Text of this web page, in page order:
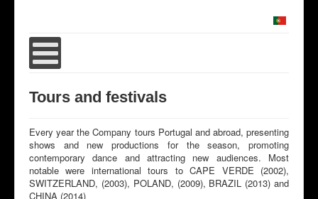
Tours and festivals
Every year the Company tours Portugal and abroad, presenting
shows and new productions for the season, promoting
contemporary dance and attracting new audiences. Most
notable were international tours to CAPE VERDE (2002),
SWITZERLAND, (2003), POLAND, (2009), BRAZIL (2013) and
CHINA (2014)